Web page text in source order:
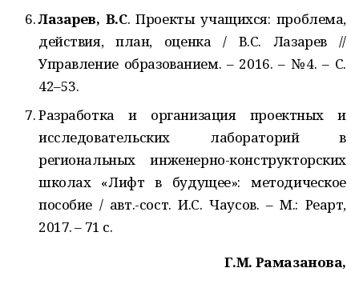
Лазарев, В.С. Проекты учащихся: проблема,
действия, план, оценка / В.С. Лазарев //
Управление образованием. – 2016. – №4. – С.
42–53.
Разработка и организация проектных и
исследовательских лабораторий в
региональных инженерно-конструкторских
школах «Лифт в будущее»: методическое
пособие / авт.-сост. И.С. Чаусов. – М.: Реарт,
2017. – 71 с.
Г.М. Рамазанова,